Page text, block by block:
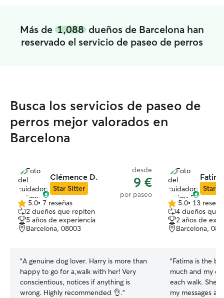
Más de 1,088 dueños de Barcelona han
reservado el servicio de paseo de perros
Busca los servicios de paseo de
perros mejor valorados en
Barcelona
Clémence D.
Star Sitter
desde
9 €
por paseo
5.0
de
5
estrellas
5.0• 7 reseñas
2 dueños que repiten
5 años de experiencia
Barcelona, 08003
“A genuine dog lover. Harry is more than
happy to go for a,walk with her! Very
conscientious, notices if anything is
wrong. Highly recommended 👌.”
Star
5.0
de
5
estrellas
5.0• 13
4 dueños que
2 años de
Barcelona,
“Fatima is the
much and my
each walk. She
my messages